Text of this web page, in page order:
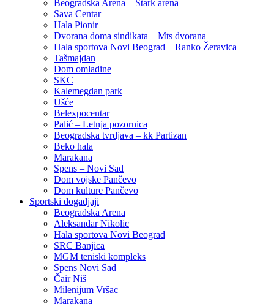
Beogradska Arena – Štark arena
Sava Centar
Hala Pionir
Dvorana doma sindikata – Mts dvorana
Hala sportova Novi Beograd – Ranko Žeravica
Tašmajdan
Dom omladine
SKC
Kalemegdan park
Ušće
Belexpocentar
Palić – Letnja pozornica
Beogradska tvrdjava – kk Partizan
Beko hala
Marakana
Spens – Novi Sad
Dom vojske Pančevo
Dom kulture Pančevo
Sportski dogadjaji
Beogradska Arena
Aleksandar Nikolic
Hala sportova Novi Beograd
SRC Banjica
MGM teniski kompleks
Spens Novi Sad
Čair Niš
Milenijum Vršac
Marakana